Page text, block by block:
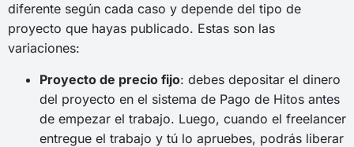
diferente según cada caso y depende del tipo de
proyecto que hayas publicado. Estas son las
variaciones:
Proyecto de precio fijo: debes depositar el dinero
del proyecto en el sistema de Pago de Hitos antes
de empezar el trabajo. Luego, cuando el freelancer
entregue el trabajo y tú lo apruebes, podrás liberar